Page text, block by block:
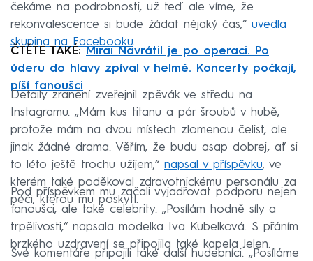
čekáme na podrobnosti, už teď ale víme, že
rekonvalescence si bude žádat nějaký čas,“ uvedla
skupina na Facebooku.
ČTĚTE TAKÉ:
Mirai Navrátil je po operaci. Po
úderu do hlavy zpíval v helmě. Koncerty počkají,
píší fanoušci
Detaily zranění zveřejnil zpěvák ve středu na
Instagramu. „Mám kus titanu a pár šroubů v hubě,
protože mám na dvou místech zlomenou čelist, ale
jinak žádné drama. Věřím, že budu asap dobrej, ať si
to léto ještě trochu užijem,“ napsal v příspěvku, ve
kterém také poděkoval zdravotnickému personálu za
péči, kterou mu poskytl.
Pod příspěvkem mu začali vyjadřovat podporu nejen
fanoušci, ale také celebrity. „Posílám hodně síly a
trpělivosti,“ napsala modelka Iva Kubelková. S přáním
brzkého uzdravení se připojila také kapela Jelen.
Své komentáře připojili také další hudebníci. „Posíláme